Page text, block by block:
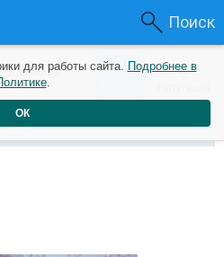
Поиск
назад 0 0
для работы сайта. Подробнее в
.
ОК